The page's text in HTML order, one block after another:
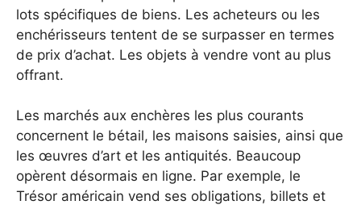
lots spécifiques de biens. Les acheteurs ou les
enchérisseurs tentent de se surpasser en termes
de prix d’achat. Les objets à vendre vont au plus
offrant.
Les marchés aux enchères les plus courants
concernent le bétail, les maisons saisies, ainsi que
les œuvres d’art et les antiquités. Beaucoup
opèrent désormais en ligne. Par exemple, le
Trésor américain vend ses obligations, billets et